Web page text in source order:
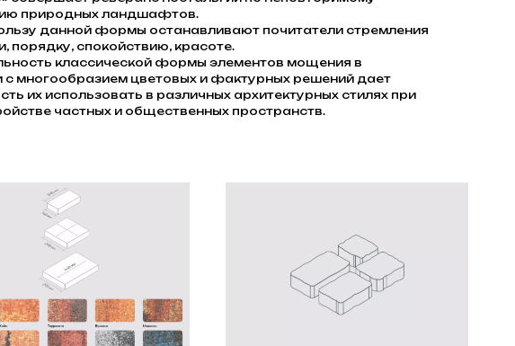
природных ландшафтов.
данной формы останавливают почитатели стремления
порядку, спокойствию, красоте.
классической формы элементов мощения в
с многообразием цветовых и фактурных решений дает
их использовать в различных архитектурных стилях при
частных и общественных пространств.